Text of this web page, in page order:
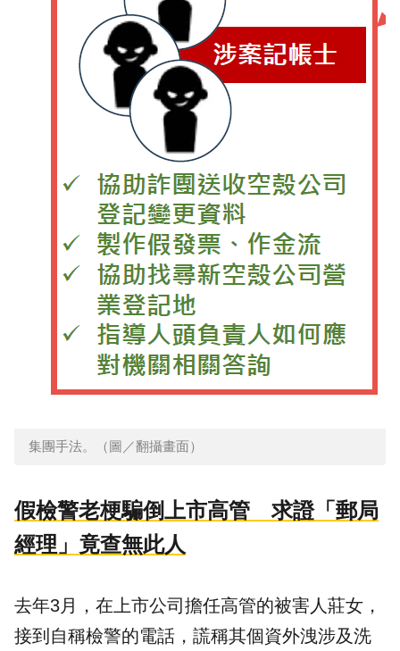
集團手法。（圖／翻攝畫面）
假檢警老梗騙倒上市高管 求證「郵局
經理」竟查無此人
去年3月，在 上市公司 擔任高管的被害人莊女，
接到自稱檢警的電話，謊稱其個資外洩涉及洗